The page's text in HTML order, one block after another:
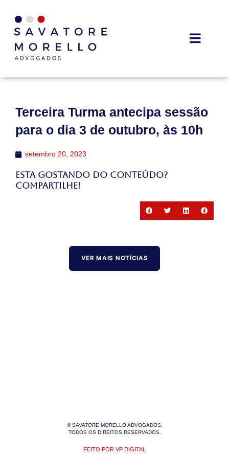
Terceira Turma antecipa sessão
para o dia 3 de outubro, às 10h
setembro 20, 2023
Esta gostando do conteúdo?
Compartilhe!
VER MAIS NOTÍCIAS
© SAVATORE MORELLO ADVOGADOS.
TODOS OS DIREITOS RESERVADOS.
FEITO POR VP DIGITAL